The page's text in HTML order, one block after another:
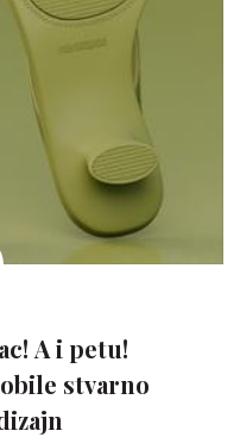
A i petu!
stvarno